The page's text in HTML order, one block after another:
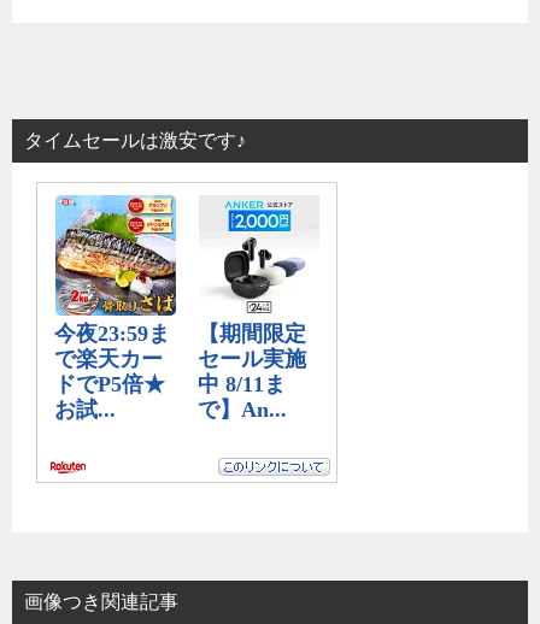
タイムセールは激安です♪
画像つき関連記事